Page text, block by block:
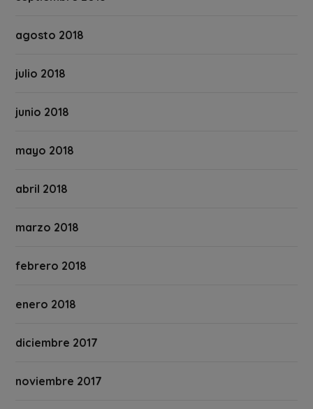
agosto 2018
julio 2018
junio 2018
mayo 2018
abril 2018
marzo 2018
febrero 2018
enero 2018
diciembre 2017
noviembre 2017